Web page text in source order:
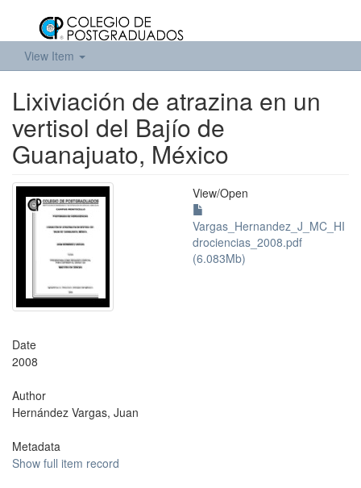
View Item
Lixiviación de atrazina en un
vertisol del Bajío de
Guanajuato, México
View/Open
Vargas_Hernandez_J_MC_HI
drociencias_2008.pdf
(6.083Mb)
Date
2008
Author
Hernández Vargas, Juan
Metadata
Show full item record